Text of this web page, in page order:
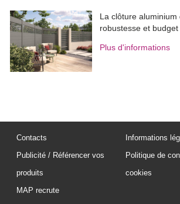
La clôture aluminium
robustesse et
Plus d'informations
Contacts
Publicité / Référencer vos
produits
MAP recrute
Informations
Politique de
cookies